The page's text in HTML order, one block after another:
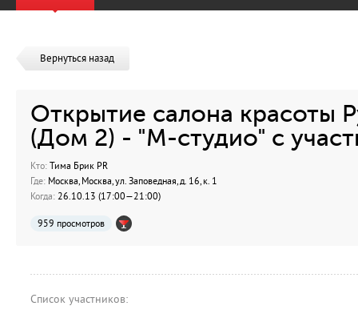
Вернуться назад
Открытие салона красоты
(Дом 2) - "М-студио" с
Кто: Тима Брик PR
Где: Москва, Москва, ул. Заповедная, д. 16, к. 1
Когда: 26.10.13 (17:00—21:00)
959 просмотров
Список участников: